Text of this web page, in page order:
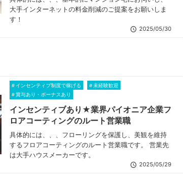
大手インターネットの料金削減のご提案をお願いしま
す！
2025/05/30
インセンティブ制度で稼げる
未経験歓迎
賞与あり・ボーナスあり
インセンティブあり★業界パイオニア企業フ
ロアコーティングのルート営業職
具体的には、、、フローリングを保護し、美観を維持
するフロアコーティングのルート営業職です。 営業先
は大手ハウスメーカーです。
2025/05/29